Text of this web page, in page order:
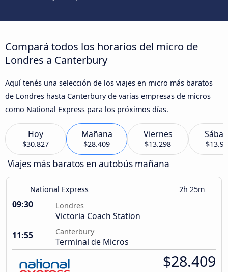
Compará todos los horarios del micro de
Londres a Canterbury
Aquí tenés una selección de los viajes en micro más baratos
de Londres hasta Canterbury de varias empresas de micros
como National Express para los próximos días.
Hoy
$30.827
Mañana
$28.409
Viernes
$13.298
Viajes más baratos en autobús mañana
National Express 2h 25m
09:30 Londres
Victoria Coach Station
11:55
Canterbury
Terminal de Micros
$28.409